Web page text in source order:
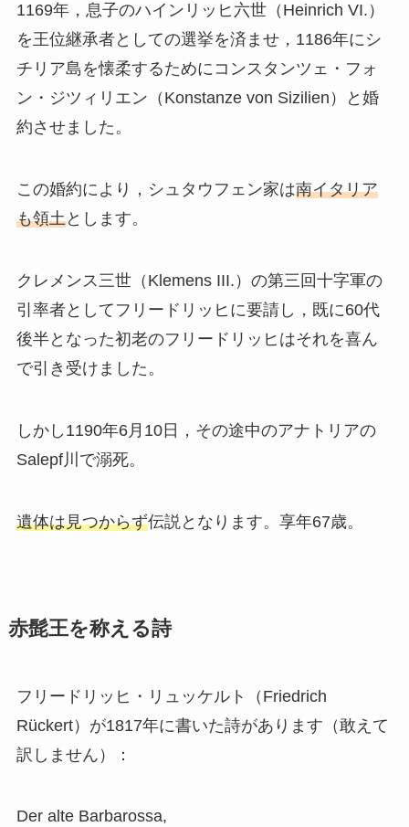
1169年，息子のハインリッヒ六世（Heinrich VI.）
を王位継承者としての選挙を済ませ，1186年にシ
チリア島を懐柔するためにコンスタンツェ・フォ
ン・ジツィリエン（Konstanze von Sizilien）と婚
約させました。
この婚約により，シュタウフェン家は南イタリア
も領土とします。
クレメンス三世（Klemens III.）の第三回十字軍の
引率者としてフリードリッヒに要請し，既に60代
後半となった初老のフリードリッヒはそれを喜ん
で引き受けました。
しかし1190年6月10日，その途中のアナトリアの
Salepf川で溺死。
遺体は見つからず伝説となります。享年67歳。
赤髭王を称える詩
フリードリッヒ・リュッケルト（Friedrich
Rückert）が1817年に書いた詩があります（敢えて
訳しません）：
Der alte Barbarossa,